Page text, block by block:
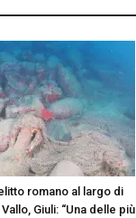
romano al largo di
Giuli: “Una delle più